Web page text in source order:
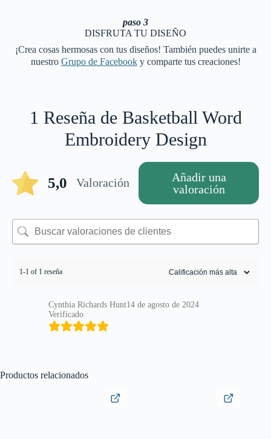
paso 3
DISFRUTA TU DISEÑO
¡Crea cosas hermosas con tus diseños! También puedes unirte a
nuestro Grupo de Facebooky comparte tus creaciones!
1 Reseña de Basketball Word
Embroidery Design
5,0 Valoración
Añadir una
valoración
1-1 of 1 reseña
Cynthia Richards Hunt
Verificado
14 de agosto de 2024
Productos relacionados